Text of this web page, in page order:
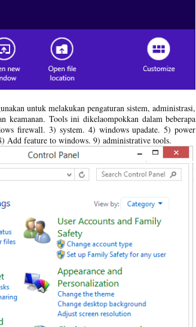
untuk melakukan pengaturan sistem, administrasi,
keamanan. Tools ini dikelaompokkan dalam beberapa
firewall. 3) system. 4) windows upadate. 5) power
Add feature to windows. 9) administrative tools.